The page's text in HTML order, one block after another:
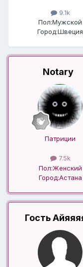
9.1k
Пол:Мужской
Город:Швеция
Notary
Патриции
7.5k
Пол:Женский
Город:Астана
Гость